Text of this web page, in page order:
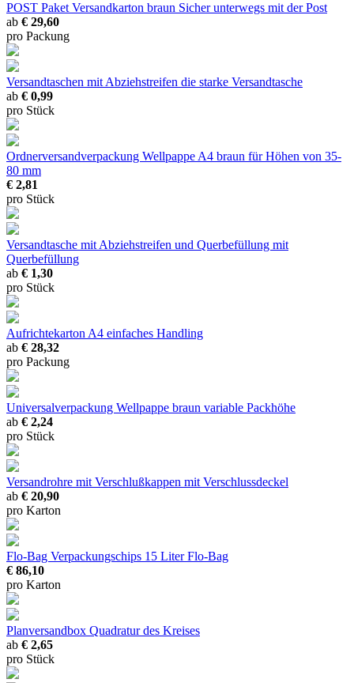
POST Paket Versandkarton braun Sicher unterwegs mit der Post
ab € 29,60
pro Packung
Versandtaschen mit Abziehstreifen die starke Versandtasche
ab € 0,99
pro Stück
Ordnerversandverpackung Wellpappe A4 braun für Höhen von 35-
80 mm
€ 2,81
pro Stück
Versandtasche mit Abziehstreifen und Querbefüllung mit
Querbefüllung
ab € 1,30
pro Stück
Aufrichtekarton A4 einfaches Handling
ab € 28,32
pro Packung
Universalverpackung Wellpappe braun variable Packhöhe
ab € 2,24
pro Stück
Versandrohre mit Verschlußkappen mit Verschlussdeckel
ab € 20,90
pro Karton
Flo-Bag Verpackungschips 15 Liter Flo-Bag
€ 86,10
pro Karton
Planversandbox Quadratur des Kreises
ab € 2,65
pro Stück